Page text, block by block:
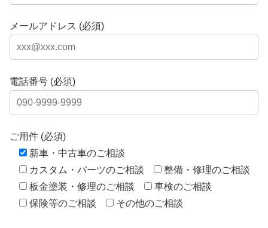
メールアドレス (必須)
電話番号 (必須)
ご用件 (必須)
新車・中古車のご相談
カスタム・パーツのご相談
整備・修理のご相談
板金塗装・修理のご相談
車検のご相談
保険等のご相談
その他のご相談